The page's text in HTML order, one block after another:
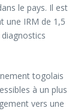
le pays. Il est
une IRM de 1,5
togolais
à un plus
vers une